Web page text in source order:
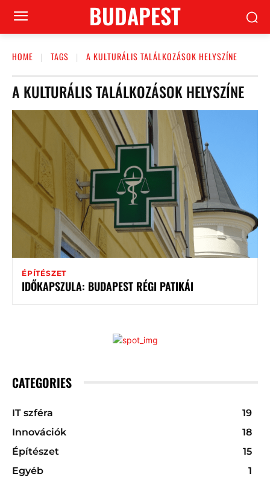
BUDAPEST
HOME TAGS A KULTURÁLIS TALÁLKOZÁSOK HELYSZÍNE
A KULTURÁLIS TALÁLKOZÁSOK HELYSZÍNE
ÉPÍTÉSZET
IDŐKAPSZULA: BUDAPEST RÉGI PATIKÁI
CATEGORIES
IT szféra
19
Innovációk
18
Építészet
15
Egyéb
1